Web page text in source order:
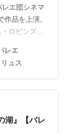
エ団シネマ
品を上演。
ロビンズ・
2019年版
ラ座 | バレ
』（原
』（原題
レエ
ュス
湖』【バレ